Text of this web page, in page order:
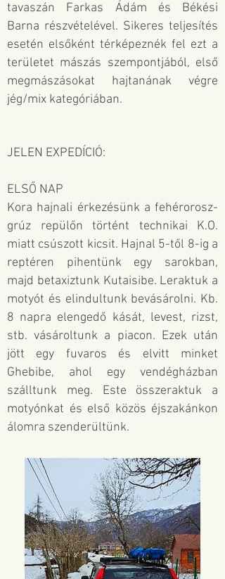
tavaszán Farkas Ádám és Békési
Barna részvételével. Sikeres teljesítés
esetén elsőként térképeznék fel ezt a
területet mászás szempontjából, első
megmászásokat hajtanának végre
jég/mix kategóriában.
JELEN EXPEDÍCIÓ:
ELSŐ NAP
Kora hajnali érkezésünk a fehérorosz-
grúz repülőn történt technikai K.O.
miatt csúszott kicsit. Hajnal 5-től 8-ig a
reptéren pihentünk egy sarokban,
majd betaxiztunk Kutaisibe. Leraktuk a
motyót és elindultunk bevásárolni. Kb.
8 napra elengedő kását, levest, rizst,
stb. vásároltunk a piacon. Ezek után
jött egy fuvaros és elvitt minket
Ghebibe, ahol egy vendégházban
szálltunk meg. Este összeraktuk a
motyónkat és első közös éjszakánkon
álomra szenderültünk.